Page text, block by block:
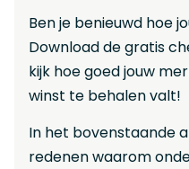
Ben je benieuwd hoe
Download de gratis
kijk hoe goed jouw
winst te behalen valt!
In het bovenstaande
redenen waarom